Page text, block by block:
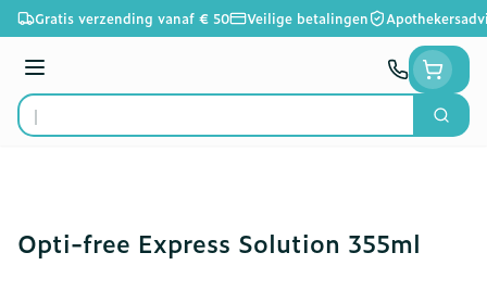
Ga naar de inhoud
Gratis verzending vanaf € 50 Veilige betalingen
Menu
Product, merk, categorie...
Zoek
Opti-free Express Solution 355ml